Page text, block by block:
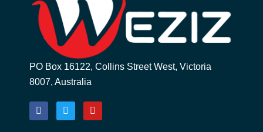
PO Box 16122, Collins Street West, Victoria
8007, Australia